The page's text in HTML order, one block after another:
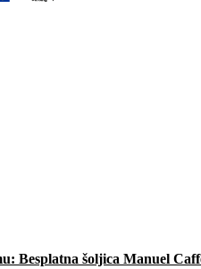
Besplatna šoljica Manuel